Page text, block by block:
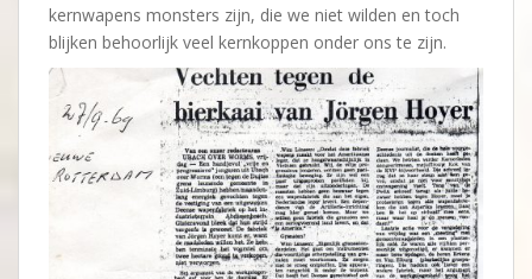
kernwapens monsters zijn, die we niet wilden en toch
blijken behoorlijk veel kernkoppen onder ons te zijn.